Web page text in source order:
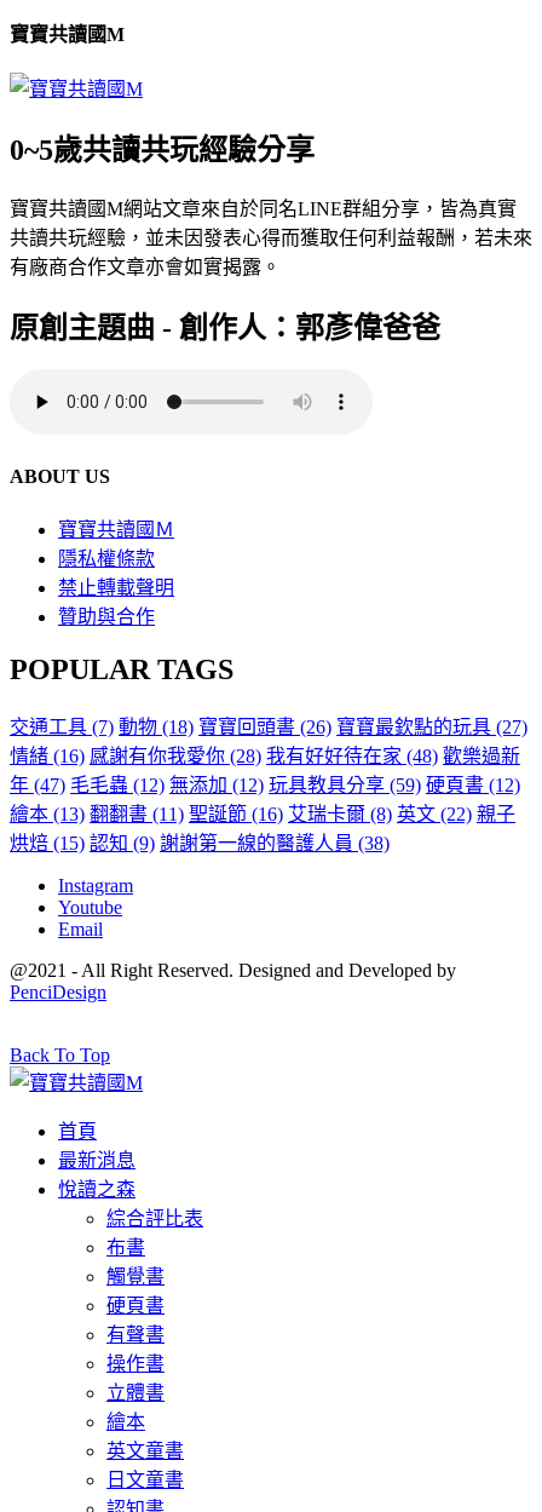
寶寶共讀國M
0~5歲共讀共玩經驗分享
寶寶共讀國M網站文章來自於同名LINE群組分享，皆為真實
共讀共玩經驗，並未因發表心得而獲取任何利益報酬，若未來
有廠商合作文章亦會如實揭露。
原創主題曲 - 創作人：郭彥偉爸爸
ABOUT US
寶寶共讀國Ｍ
隱私權條款
禁止轉載聲明
贊助與合作
POPULAR TAGS
交通工具 (7) 動物 (18) 寶寶回頭書 (26) 寶寶最欽點的玩具 (27)
情緒 (16) 感謝有你我愛你 (28) 我有好好待在家 (48) 歡樂過新
年 (47) 毛毛蟲 (12) 無添加 (12) 玩具教具分享 (59) 硬頁書 (12)
繪本 (13) 翻翻書 (11) 聖誕節 (16) 艾瑞卡爾 (8) 英文 (22) 親子
烘焙 (15) 認知 (9) 謝謝第一線的醫護人員 (38)
Instagram
Youtube
Email
@2021 - All Right Reserved. Designed and Developed by
PenciDesign
Back To Top
首頁
最新消息
悅讀之森
綜合評比表
布書
觸覺書
硬頁書
有聲書
操作書
立體書
繪本
英文童書
日文童書